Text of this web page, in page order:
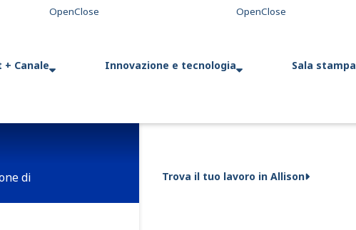
Canale Innovazione e tecnologia Sala stampa
Trova il tuo lavoro in Allison
di